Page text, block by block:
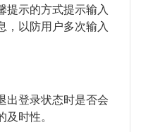
提示的方式提示输入
，以防用户多次输入
出登录状态时是否会
时性。